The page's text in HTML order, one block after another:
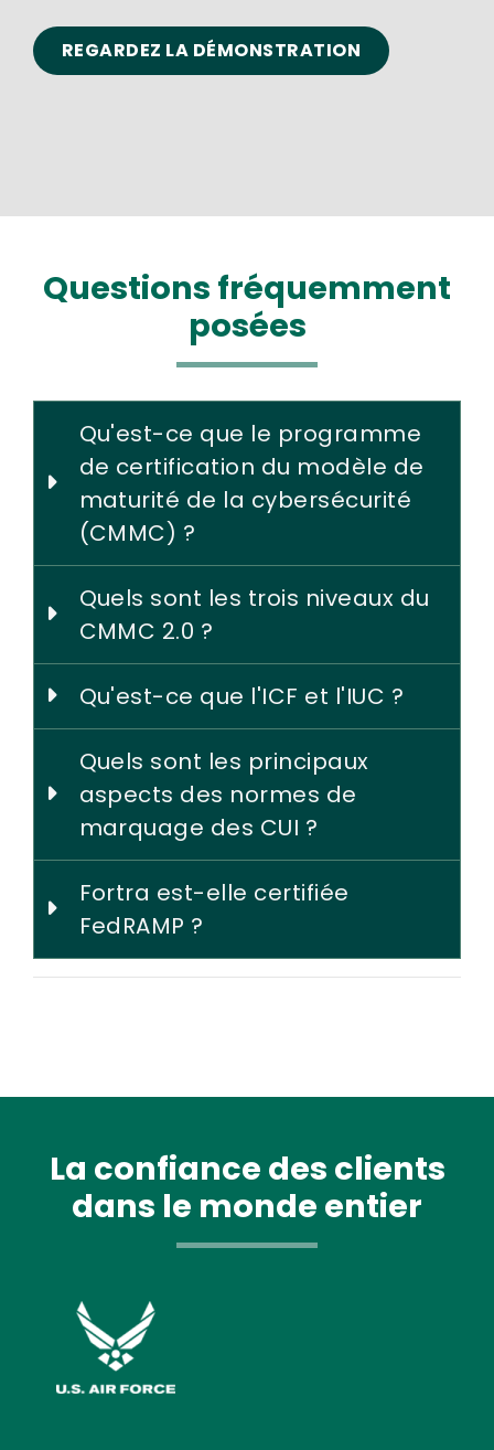
REGARDEZ LA DÉMONSTRATION
Questions fréquemment
posées
Qu'est-ce que le programme
de certification du modèle de
maturité de la cybersécurité
(CMMC) ?
Quels sont les trois niveaux du
CMMC 2.0 ?
Qu'est-ce que l'ICF et l'IUC ?
Quels sont les principaux
aspects des normes de
marquage des CUI ?
Fortra est-elle certifiée
FedRAMP ?
La confiance des clients
dans le monde entier